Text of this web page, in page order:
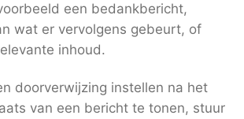
een bedankbericht,
wat er vervolgens gebeurt, of
inhoud.
doorverwijzing instellen na het
van een bericht te tonen, stuur